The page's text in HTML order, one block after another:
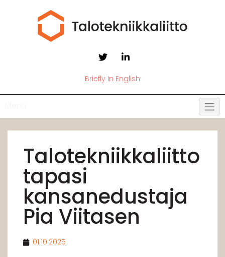
Briefly In English
Talotekniikkaliitto
tapasi
kansanedustaja
Pia Viitasen
01.10.2025